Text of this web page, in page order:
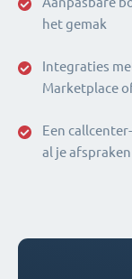
het gemak
Integraties
Marketplace
Een
al je